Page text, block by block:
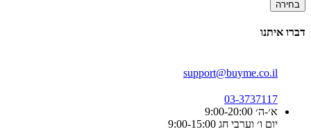
בחירה
דברו איתנו
support@buyme.co.il
03-3737117
א׳-ה׳ 9:00-20:00
יום ו׳ וערבי חג 9:00-15:00